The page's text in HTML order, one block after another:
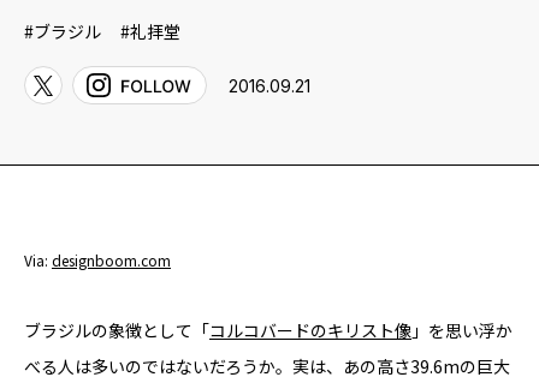
MAGAZINE
YADOKARI
ブラジル 礼拝堂
2016.09.21
Via: designboom.com
ブラジルの象徴として「コルコバードのキリスト像 」を思い浮か
べる人は多いのではないだろうか。実は、あの高さ39.6mの巨大